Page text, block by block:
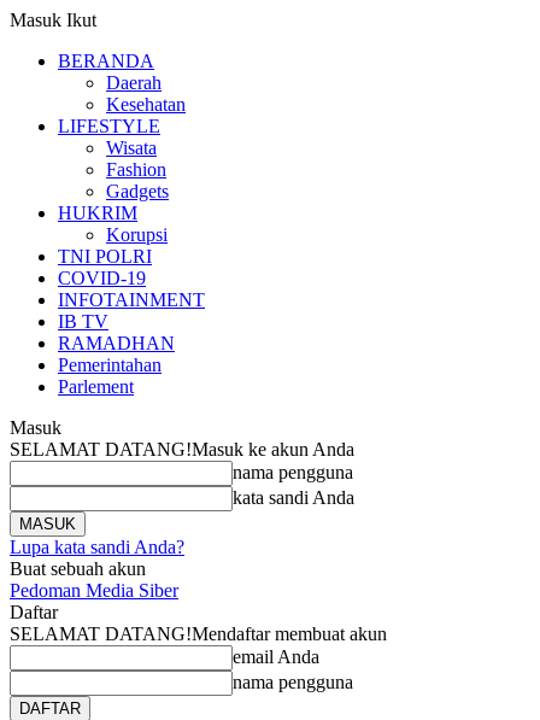
Masuk Ikut
BERANDA
Daerah
Kesehatan
LIFESTYLE
Wisata
Fashion
Gadgets
HUKRIM
Korupsi
TNI POLRI
COVID-19
INFOTAINMENT
IB TV
RAMADHAN
Pemerintahan
Parlement
Masuk
SELAMAT DATANG!Masuk ke akun Anda
nama pengguna
kata sandi Anda
Lupa kata sandi Anda?
Buat sebuah akun
Pedoman Media Siber
Daftar
SELAMAT DATANG!Mendaftar membuat akun
email Anda
nama pengguna